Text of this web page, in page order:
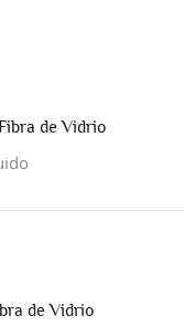
de Vidrio
de Vidrio